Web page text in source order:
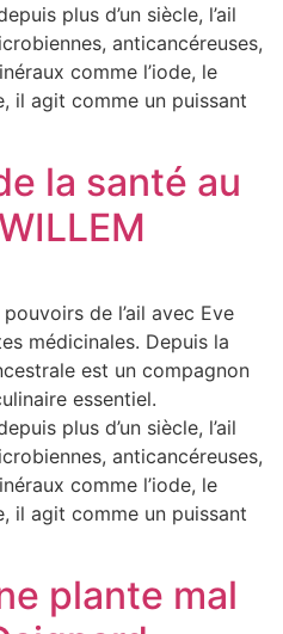
plus d’un siècle, l’ail
anticancéreuses,
comme l’iode, le
il agit comme un puissant
la santé au
de l’ail avec Eve
médicinales. Depuis la
est un compagnon
essentiel.
plus d’un siècle, l’ail
anticancéreuses,
comme l’iode, le
il agit comme un puissant
plante mal